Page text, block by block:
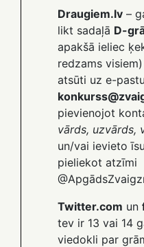
Draugiem.lv –
likt sadaļā D-
apakšā ieliec
redzams
atsūti uz e-pastu
pievienojot
vārds, uzvārds,
un/vai ievieto
pieliekot atzīmi
Twitter.com un
tev ir 13 vai 14
viedokli par